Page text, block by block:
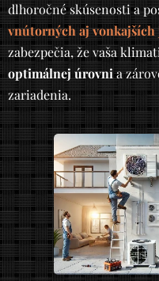
dlhoročné skúsenosti a
vnútorných aj
zabezpečia, že vaša
optimálnej úrovnia
zariadenia.